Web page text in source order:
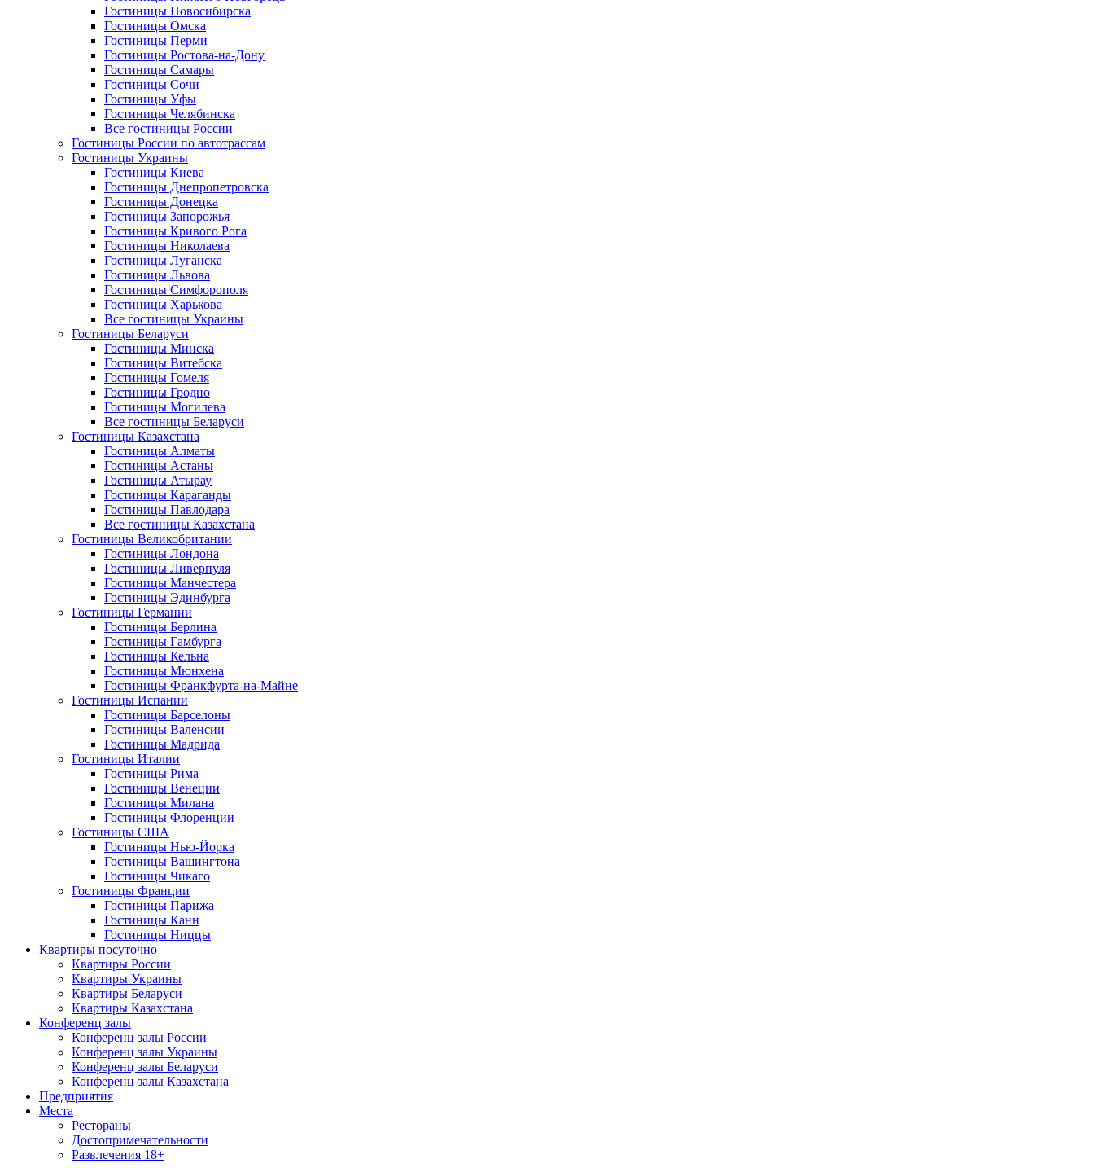
Гостиницы Новосибирска
Гостиницы Омска
Гостиницы Перми
Гостиницы Ростова-на-Дону
Гостиницы Самары
Гостиницы Сочи
Гостиницы Уфы
Гостиницы Челябинска
Все гостиницы России
Гостиницы России по автотрассам
Гостиницы Украины
Гостиницы Киева
Гостиницы Днепропетровска
Гостиницы Донецка
Гостиницы Запорожья
Гостиницы Кривого Рога
Гостиницы Николаева
Гостиницы Луганска
Гостиницы Львова
Гостиницы Симфорополя
Гостиницы Харькова
Все гостиницы Украины
Гостиницы Беларуси
Гостиницы Минска
Гостиницы Витебска
Гостиницы Гомеля
Гостиницы Гродно
Гостиницы Могилева
Все гостиницы Беларуси
Гостиницы Казахстана
Гостиницы Алматы
Гостиницы Астаны
Гостиницы Атырау
Гостиницы Караганды
Гостиницы Павлодара
Все гостиницы Казахстана
Гостиницы Великобритании
Гостиницы Лондона
Гостиницы Ливерпуля
Гостиницы Манчестера
Гостиницы Эдинбурга
Гостиницы Германии
Гостиницы Берлина
Гостиницы Гамбурга
Гостиницы Кельна
Гостиницы Мюнхена
Гостиницы Франкфурта-на-Майне
Гостиницы Испании
Гостиницы Барселоны
Гостиницы Валенсии
Гостиницы Мадрида
Гостиницы Италии
Гостиницы Рима
Гостиницы Венеции
Гостиницы Милана
Гостиницы Флоренции
Гостиницы США
Гостиницы Нью-Йорка
Гостиницы Вашингтона
Гостиницы Чикаго
Гостиницы Франции
Гостиницы Парижа
Гостиницы Канн
Гостиницы Ниццы
Квартиры посуточно
Квартиры России
Квартиры Украины
Квартиры Беларуси
Квартиры Казахстана
Конференц залы
Конференц залы России
Конференц залы Украины
Конференц залы Беларуси
Конференц залы Казахстана
Предприятия
Места
Рестораны
Достопримечательности
Развлечения 18+